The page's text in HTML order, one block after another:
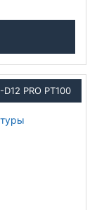
D12 PRO PT100